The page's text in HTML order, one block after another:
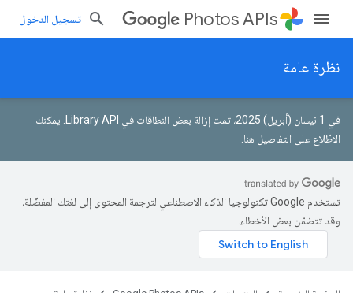
Photos APIs تسجيل الدخول
نظرة عامة
في 1 نيسان (أبريل) 2025، تمت إزالة بعض النطاقات في Library API.
يمكنك
الاطّلاع على التفاصيل هنا
تستخدم Google تكنولوجيا الذكاء الاصطناعي لترجمة المحتوى إلى لغتك المفضّلة،
وقد تتضمّن بعض الأخطاء.